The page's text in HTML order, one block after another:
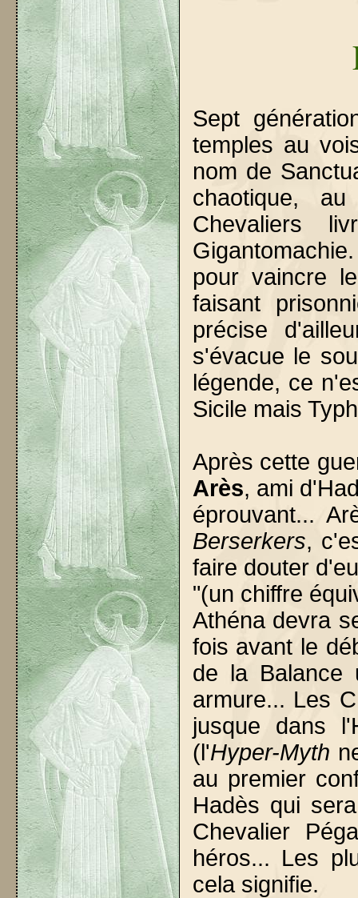
Sept
temples au
nom de
chaotique,
Chevaliers
pour vaincre
faisant
précise
s'évacue le
légende, ce
Sicile mais
Après cette
Arès, ami
éprouvant...
Berserkers,
faire douter
"(un chiffre
Athéna devra
fois avant le
de la Balance
armure... Les
jusque dans
(l'Hyper-Myth
au premier
Hadès qui
Chevalier
héros... Les
cela signifie.